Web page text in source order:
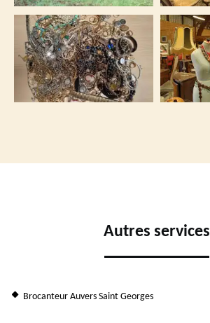
Autres services
Brocanteur Auvers Saint Georges